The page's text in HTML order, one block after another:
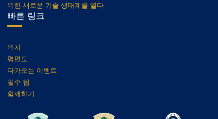
위한 새로운 기술 생태계를 열다
빠른 링크
위치
평면도
다가오는 이벤트
필수 팁
함께하기